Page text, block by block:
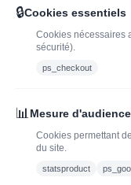
🔒Cookies essentiels
Cookies nécessaires
sécurité).
ps_checkout
📊 Mesure d'audience
Cookies permettant
du site.
statsproduct